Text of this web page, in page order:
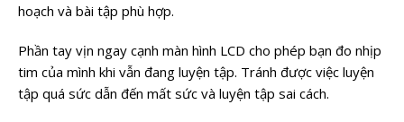
hoạch và bài tập phù hợp.
Phần tay vịn ngay cạnh màn hình LCD cho phép bạn đo nhịp
tim của mình khi vẫn đang luyện tập. Tránh được việc luyện
tập quá sức dẫn đến mất sức và luyện tập sai cách.